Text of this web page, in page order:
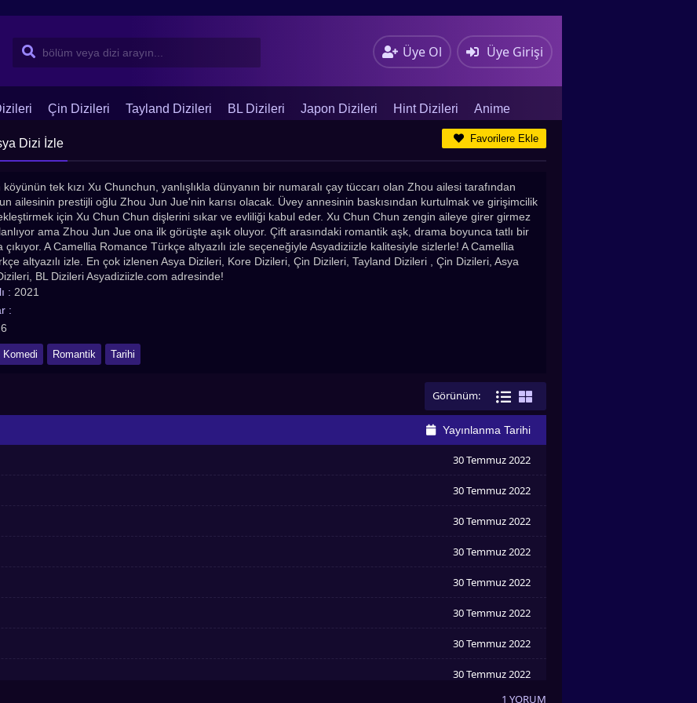
Üye Ol Üye Girişi
Çin Dizileri Tayland Dizileri BL Dizileri Japon Dizileri Hint Dizileri Anime
Dizi İzle Favorilere Ekle
tek kızı Xu Chunchun, yanlışlıkla dünyanın bir numaralı çay tüccarı olan Zhou ailesi tarafından
ailesinin prestijli oğlu Zhou Jun Jue'nin karısı olacak. Üvey annesinin baskısından kurtulmak ve girişimcilik
için Xu Chun Chun dişlerini sıkar ve evliliği kabul eder. Xu Chun Chun zengin aileye girer girmez
ama Zhou Jun Jue ona ilk görüşte aşık oluyor. Çift arasındaki romantik aşk, drama boyunca tatlı bir
çıkıyor. A Camellia Romance Türkçe altyazılı izle seçeneğiyle Asyadiziizle kalitesiyle sizlerle! A Camellia
altyazılı izle. En çok izlenen Asya Dizileri, Kore Dizileri, Çin Dizileri, Tayland Dizileri , Çin Dizileri, Asya
BL Dizileri Asyadiziizle.com adresinde!
: 2021
:
Komedi Romantik Tarihi
Görünüm:
Yayınlanma Tarihi
30 Temmuz 2022
30 Temmuz 2022
30 Temmuz 2022
30 Temmuz 2022
30 Temmuz 2022
30 Temmuz 2022
30 Temmuz 2022
30 Temmuz 2022
1 YORUM